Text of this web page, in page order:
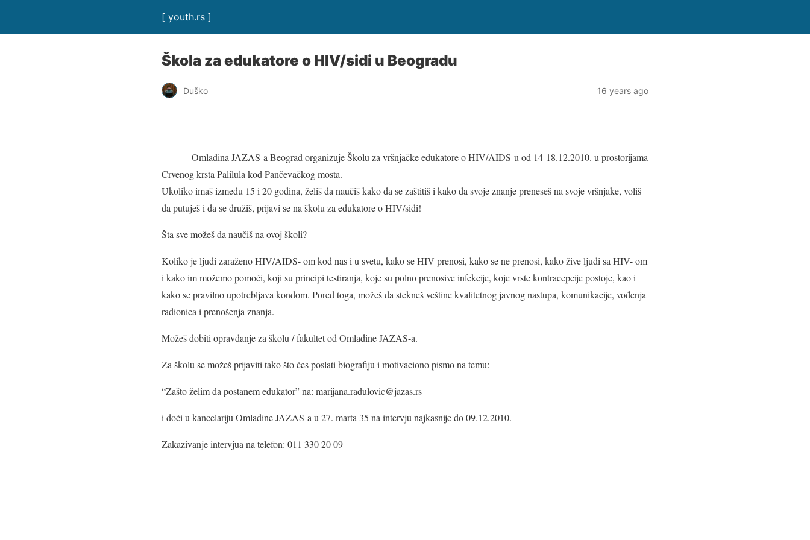
[ youth.rs ]
Škola za edukatore o HIV/sidi u Beogradu
Duško 16 years ago
Omladina JAZAS-a Beograd organizuje Školu za vršnjačke edukatore o HIV/AIDS-u od 14-18.12.2010. u prostorijama
Crvenog krsta Palilula kod Pančevačkog mosta.
Ukoliko imaš između 15 i 20 godina, želiš da naučiš kako da se zaštitiš i kako da svoje znanje preneseš na svoje vršnjake, voliš
da putuješ i da se družiš, prijavi se na školu za edukatore o HIV/sidi!
Šta sve možeš da naučiš na ovoj školi?
Koliko je ljudi zaraženo HIV/AIDS- om kod nas i u svetu, kako se HIV prenosi, kako se ne prenosi, kako žive ljudi sa HIV- om
i kako im možemo pomoći, koji su principi testiranja, koje su polno prenosive infekcije, koje vrste kontracepcije postoje, kao i
kako se pravilno upotrebljava kondom. Pored toga, možeš da stekneš veštine kvalitetnog javnog nastupa, komunikacije, vođenja
radionica i prenošenja znanja.
Možeš dobiti opravdanje za školu / fakultet od Omladine JAZAS-a.
Za školu se možeš prijaviti tako što ćes poslati biografiju i motivaciono pismo na temu:
“Zašto želim da postanem edukator” na: marijana.radulovic@jazas.rs
i doći u kancelariju Omladine JAZAS-a u 27. marta 35 na intervju najkasnije do 09.12.2010.
Zakazivanje intervjua na telefon: 011 330 20 09